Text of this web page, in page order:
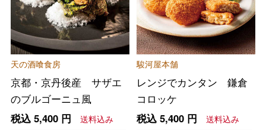
天の酒喰食房
京都・京丹後産 サザエ
のブルゴーニュ風
税込 5,400円 送料込み
駿河屋本舗
レンジでカンタン 鎌倉
コロッケ
税込 5,400円 送料込み